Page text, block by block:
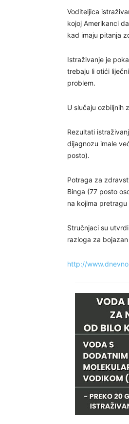
Voditeljica
kojoj Amerikanci
kad imaju pitanja
Istraživanje je
trebaju li otići
problem.
U slučaju ozbiljnih
Rezultati
dijagnozu imale
posto).
Potraga za
Binga (77 posto
na kojima
Stručnjaci su
razloga za
http://